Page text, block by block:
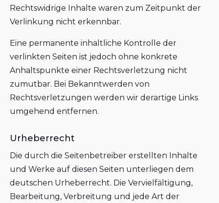
Rechtswidrige Inhalte waren zum Zeitpunkt der
Verlinkung nicht erkennbar.
Eine permanente inhaltliche Kontrolle der
verlinkten Seiten ist jedoch ohne konkrete
Anhaltspunkte einer Rechtsverletzung nicht
zumutbar. Bei Bekanntwerden von
Rechtsverletzungen werden wir derartige Links
umgehend entfernen.
Urheberrecht
Die durch die Seitenbetreiber erstellten Inhalte
und Werke auf diesen Seiten unterliegen dem
deutschen Urheberrecht. Die Vervielfältigung,
Bearbeitung, Verbreitung und jede Art der